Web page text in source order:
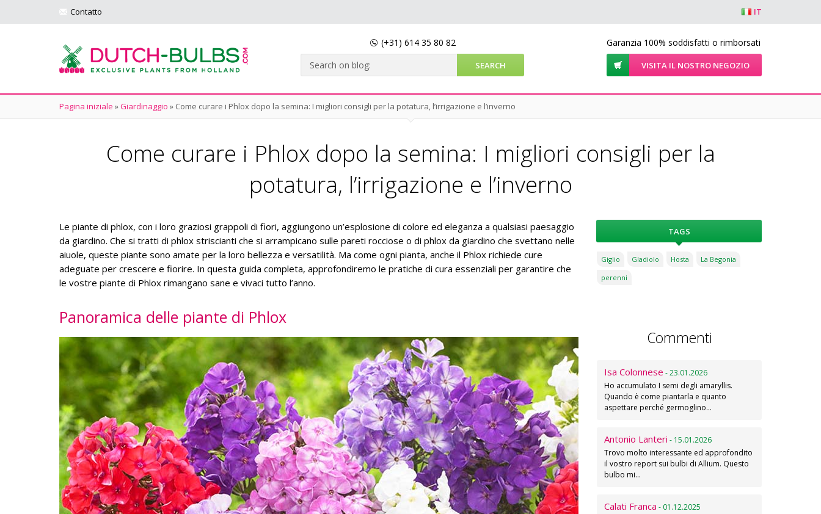
Contatto IT
(+31) 614 35 80 82 Garanzia 100% soddisfatti o rimborsati
VISITA IL NOSTRO NEGOZIO
Pagina iniziale »Giardinaggio » Come curare i Phlox dopo la semina: I migliori consigli per la potatura, l’irrigazione e l’inverno
Come curare i Phlox dopo la semina: I migliori consigli per la
potatura, l’irrigazione e l’inverno
Le piante di phlox, con i loro graziosi grappoli di fiori, aggiungono un’esplosione di colore ed eleganza a qualsiasi paesaggio
da giardino. Che si tratti di phlox striscianti che si arrampicano sulle pareti rocciose o di phlox da giardino che svettano nelle
aiuole, queste piante sono amate per la loro bellezza e versatilità. Ma come ogni pianta, anche il Phlox richiede cure
adeguate per crescere e fiorire. In questa guida completa, approfondiremo le pratiche di cura essenziali per garantire che
le vostre piante di Phlox rimangano sane e vivaci tutto l’anno.
Panoramica delle piante di Phlox
TAGS
Giglio Gladiolo Hosta
La Begonia
perenni
Commenti
Isa Colonnese - 23.01.2026
Ho accumulato I semi degli amaryllis.
Quando è come piantarla e quanto
aspettare perché germoglino…
Antonio Lanteri - 15.01.2026
Trovo molto interessante ed approfondito
il vostro report sui bulbi di Allium. Questo
bulbo mi…
Calati Franca - 01.12.2025